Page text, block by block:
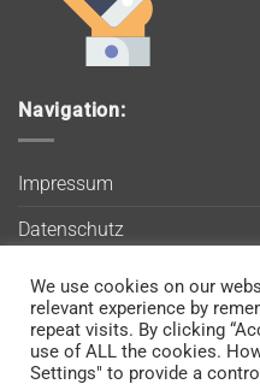
Navigation:
Impressum
Datenschutz
AGB
Blog
Kontakt
We use cookies on our
relevant experience by
repeat visits. By clicking
use of ALL the cookies.
Settings" to provide a
Wir verwenden Cookies,
unserer Website die
Sie diese Website weiterhin